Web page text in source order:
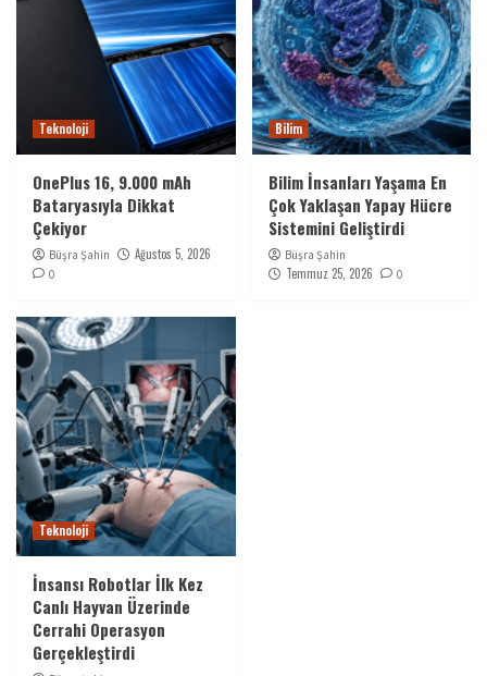
Teknoloji
OnePlus 16, 9.000 mAh
Bataryasıyla Dikkat
Çekiyor
Büşra Şahin Ağustos 5, 2026
0
Bilim
Bilim İnsanları Yaşama En
Çok Yaklaşan Yapay Hücre
Sistemini Geliştirdi
Büşra Şahin
Temmuz 25, 2026 0
Teknoloji
İnsansı Robotlar İlk Kez
Canlı Hayvan Üzerinde
Cerrahi Operasyon
Gerçekleştirdi